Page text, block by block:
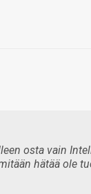
osta vain
hätää ole